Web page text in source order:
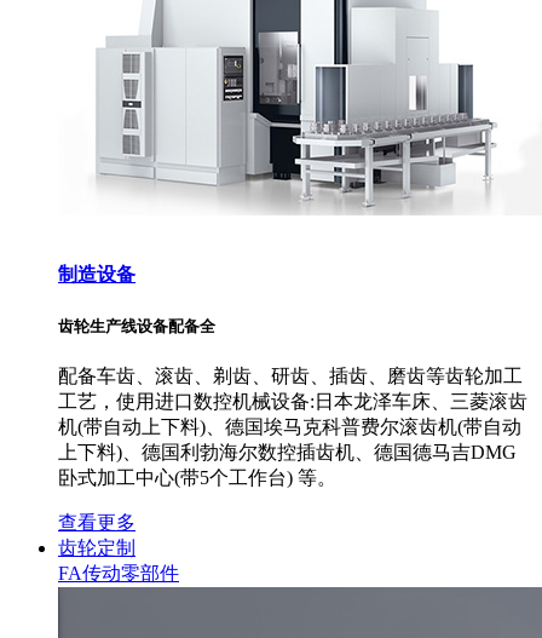
制造设备
齿轮生产线设备配备全
配备车齿、滚齿、剃齿、研齿、插齿、磨齿等齿轮加工
工艺，使用进口数控机械设备:日本龙泽车床、三菱滚齿
机(带自动上下料)、德国埃马克科普费尔滚齿机(带自动
上下料)、德国利勃海尔数控插齿机、德国德马吉DMG
卧式加工中心(带5个工作台) 等。
查看更多
齿轮定制
FA传动零部件